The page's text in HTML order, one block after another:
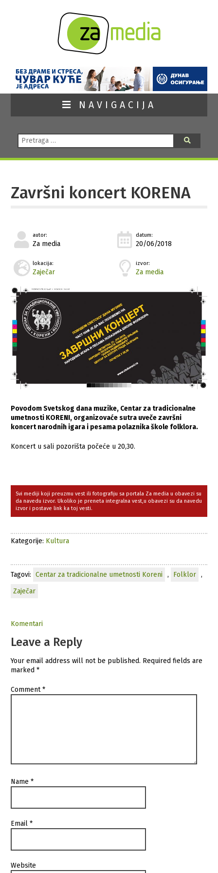
NAVIGACIJA
Pretraga:
Završni koncert KORENA
autor:
Za media
datum:
20/06/2018
lokacija:
Zaječar
izvor:
Za media
Povodom Svetskog dana muzike, Centar za tradicionalne
umetnosti KORENI, organizovaće sutra uveče završni
koncert narodnih igara i pesama polaznika škole folklora.
Koncert u sali pozorišta počeće u 20,30.
Svi mediji koji preuzmu vest ili fotografiju sa portala Za media u obavezi su
da navedu izvor. Ukoliko je preneta integralna vest,u obavezi su da navedu
izvor i postave link ka toj vesti.
Kategorije: Kultura
Tagovi: Centar za tradicionalne umetnosti Koreni , Folklor
,
Zaječar
Komentari
Leave a Reply
Your email address will not be published. Required fields are
marked*
Comment*
Name*
Email*
Website